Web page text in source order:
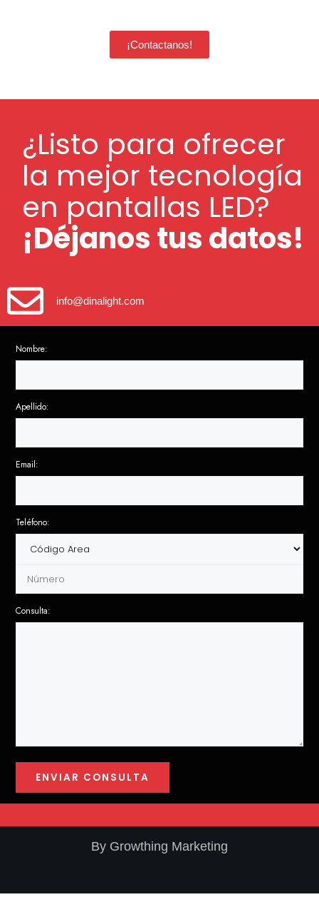
¡Contactanos!
¿Listo para ofrecer
la mejor tecnología
en pantallas LED?
¡Déjanos tus datos!
info@dinalight.com
Nombre:
Apellido:
Email:
Teléfono:
Consulta:
By Growthing Marketing